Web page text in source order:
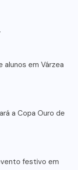
alunos em Várzea
a Copa Ouro de
festivo em